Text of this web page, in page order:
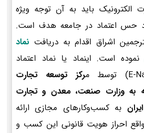
الکترونیک باید به آن توجه ویژه
حس اعتماد در جامعه هدف است.
اشراق اقدام به دریافت نماد
نموده است. اینماد یا نماد اعتماد
رکز توسعه تجارت
به وزارت صنعت، معدن و تجارت
به کسب‌وکارهای مجازی ارائه
احراز هویت قانونی این کسب و